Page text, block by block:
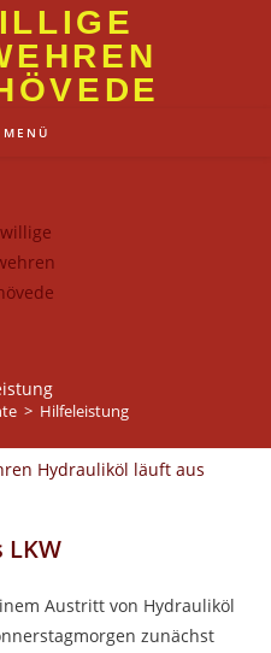
MENÜ
> Hilfeleistung
Austritt von Hydrauliköl
zunächst